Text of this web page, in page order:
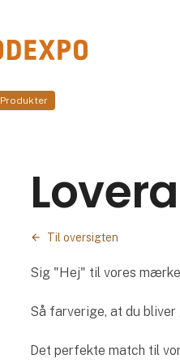
Produkter
Til oversigten
Sig "Hej" til vores
Så farverige, at du
Det perfekte match til